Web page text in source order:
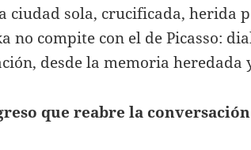
ciudad sola, crucificada, herida
no compite con el de Picasso:
desde la memoria
que reabre la conversación